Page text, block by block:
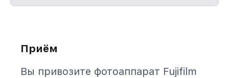
Приём
Вы привозите фотоаппарат Fujifilm